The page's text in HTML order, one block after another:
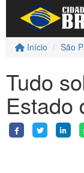
Início São
Tudo
Estado